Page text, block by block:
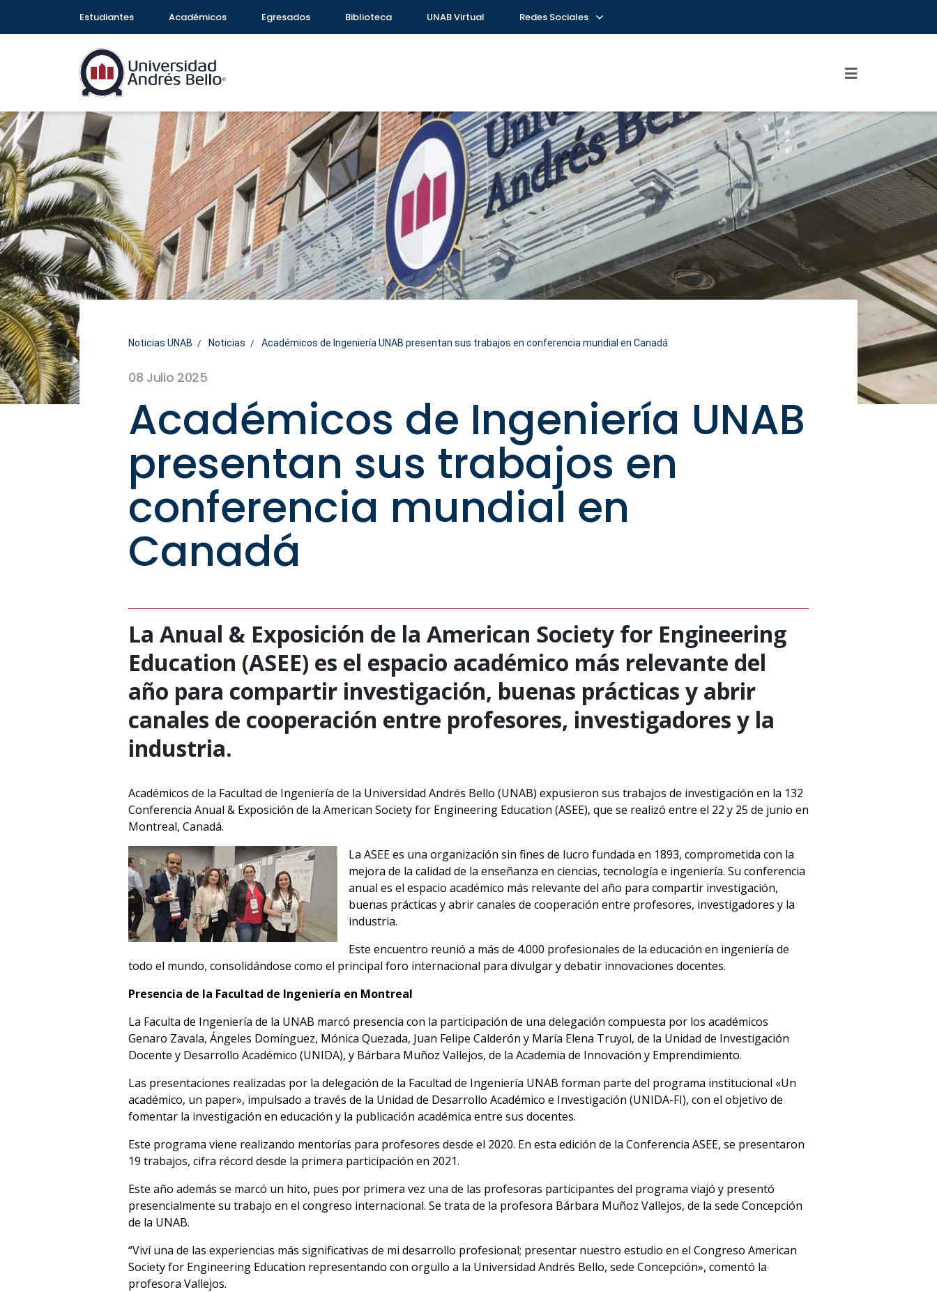
Estudiantes Académicos Egresados Biblioteca UNAB Virtual Redes Sociales
Noticias UNAB Noticias Académicos de Ingeniería UNAB presentan sus trabajos en conferencia mundial en Canadá
08 Julio 2025
Académicos de Ingeniería UNAB
presentan sus trabajos en
conferencia mundial en
Canadá
La Anual & Exposición de la American Society for Engineering
Education (ASEE) es el espacio académico más relevante del
año para compartir investigación, buenas prácticas y abrir
canales de cooperación entre profesores, investigadores y la
industria.
Académicos de la Facultad de Ingeniería de la Universidad Andrés Bello (UNAB) expusieron sus trabajos de investigación en la 132
Conferencia Anual & Exposición de la American Society for Engineering Education (ASEE), que se realizó entre el 22 y 25 de junio en
Montreal, Canadá.
La ASEE es una organización sin fines de lucro fundada en 1893, comprometida con la
mejora de la calidad de la enseñanza en ciencias, tecnología e ingeniería. Su conferencia
anual es el espacio académico más relevante del año para compartir investigación,
buenas prácticas y abrir canales de cooperación entre profesores, investigadores y la
industria.
Este encuentro reunió a más de 4.000 profesionales de la educación en ingeniería de
todo el mundo, consolidándose como el principal foro internacional para divulgar y debatir innovaciones docentes.
Presencia de la Facultad de Ingeniería en Montreal
La Faculta de Ingeniería de la UNAB marcó presencia con la participación de una delegación compuesta por los académicos
Genaro Zavala, Ángeles Domínguez, Mónica Quezada, Juan Felipe Calderón y María Elena Truyol, de la Unidad de Investigación
Docente y Desarrollo Académico (UNIDA), y Bárbara Muñoz Vallejos, de la Academia de Innovación y Emprendimiento.
Las presentaciones realizadas por la delegación de la Facultad de Ingeniería UNAB forman parte del programa institucional «Un
académico, un paper», impulsado a través de la Unidad de Desarrollo Académico e Investigación (UNIDA-FI), con el objetivo de
fomentar la investigación en educación y la publicación académica entre sus docentes.
Este programa viene realizando mentorías para profesores desde el 2020. En esta edición de la Conferencia ASEE, se presentaron
19 trabajos, cifra récord desde la primera participación en 2021.
Este año además se marcó un hito, pues por primera vez una de las profesoras participantes del programa viajó y presentó
presencialmente su trabajo en el congreso internacional. Se trata de la profesora Bárbara Muñoz Vallejos, de la sede Concepción
de la UNAB.
“Viví una de las experiencias más significativas de mi desarrollo profesional; presentar nuestro estudio en el Congreso American
Society for Engineering Education representando con orgullo a la Universidad Andrés Bello, sede Concepción», comentó la
profesora Vallejos.